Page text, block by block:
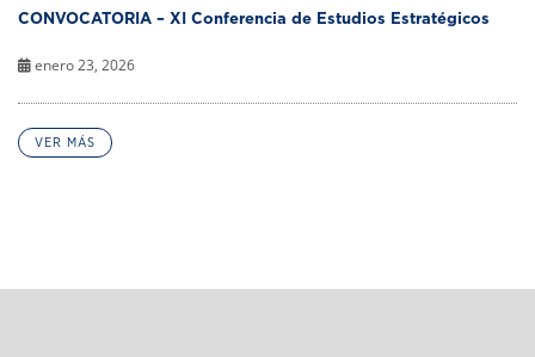
CONVOCATORIA – XI Conferencia de Estudios Estratégicos
enero 23, 2026
VER MÁS